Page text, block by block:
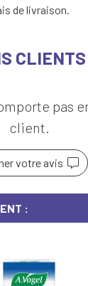
de livraison.
CLIENTS
pas
client.
votre avis
: